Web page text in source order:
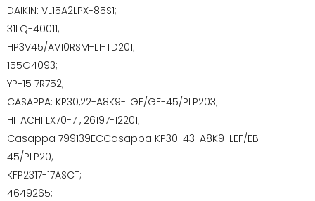
DAIKIN: VL15A2LPX-85S1;
31LQ-40011;
HP3V45/AV10RSM-L1-TD201;
155G4093;
YP-15 7R752;
CASAPPA: KP30,22-A8K9-LGE/GF-45/PLP203;
HITACHI LX70-7 , 26197-12201;
Casappa 799139ECCasappa KP30. ­43-A8K9-LEF/EB-
45/PLP20;
KFP2317-17ASCT;
4649265;